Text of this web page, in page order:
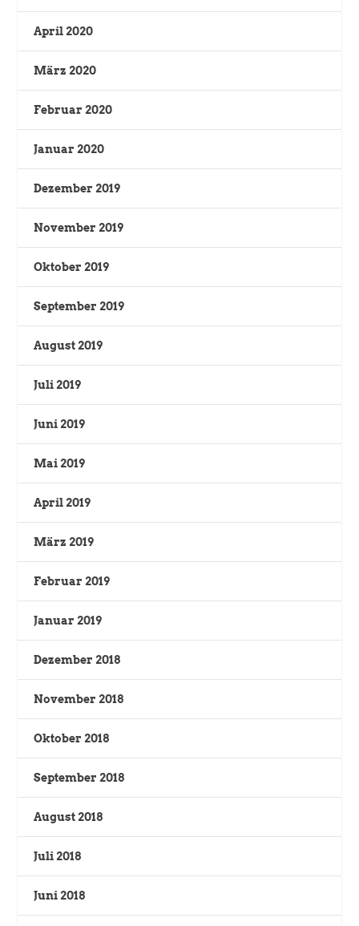
April 2020
März 2020
Februar 2020
Januar 2020
Dezember 2019
November 2019
Oktober 2019
September 2019
August 2019
Juli 2019
Juni 2019
Mai 2019
April 2019
März 2019
Februar 2019
Januar 2019
Dezember 2018
November 2018
Oktober 2018
September 2018
August 2018
Juli 2018
Juni 2018